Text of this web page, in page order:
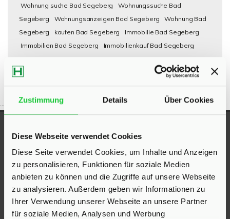
Zustimmung Details Über Cookies
Diese Webseite verwendet Cookies
Diese Seite verwendet Cookies, um Inhalte und Anzeigen
zu personalisieren, Funktionen für soziale Medien
anbieten zu können und die Zugriffe auf unsere Webseite
zu analysieren. Außerdem geben wir Informationen zu
Ihrer Verwendung unserer Webseite an unsere Partner
für soziale Medien, Analysen und Werbung
Wohnung suche Bad Segeberg
Wohnungssuche Bad
Segeberg
Wohnungsanzeigen Bad Segeberg
Wohnung Bad
Segeberg
kaufen Bad Segeberg
Immobilie Bad Segeberg
Immobilien Bad Segeberg
Immobilienkauf Bad Segeberg
...
UNSERE AUSZEICHNUNGEN